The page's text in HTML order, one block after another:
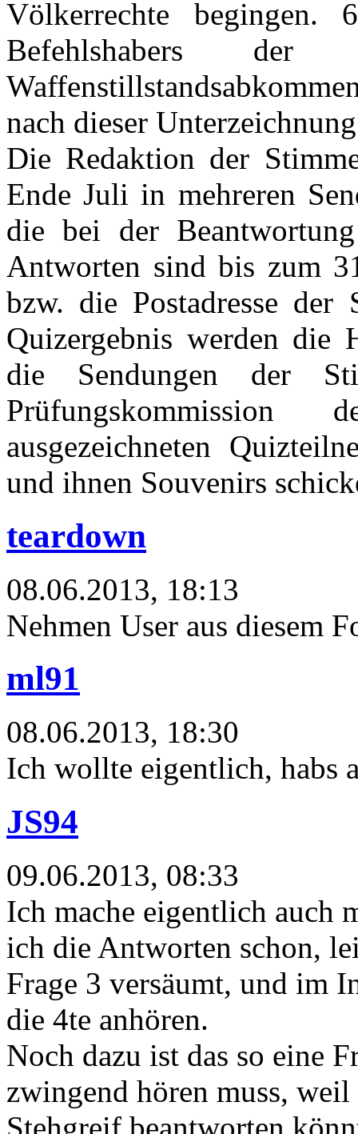
Völkerrechte
Befehlshabers
nach dieser
Die Redaktion der
Ende Juli in mehreren
die bei der
Antworten sind bis zum
bzw. die Postadresse der
Quizergebnis werden die
die Sendungen der
ausgezeichneten
und ihnen Souvenirs
teardown
08.06.2013, 18:13
Nehmen User aus diesem
ml91
08.06.2013, 18:30
Ich wollte eigentlich, habs
JS94
09.06.2013, 08:33
Ich mache eigentlich auch
ich die Antworten schon,
Frage 3 versäumt, und im
die 4te anhören.
Noch dazu ist das so eine
zwingend hören muss,